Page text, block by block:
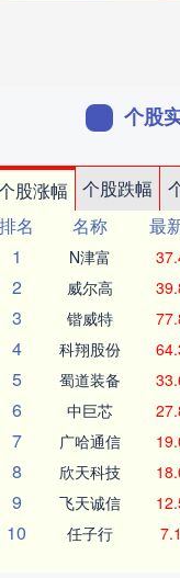
个股
股涨幅 个股跌幅
排名
名称 最
1
N津富
2 威尔高
3 锴威特
4 科翔股份
5 蜀道装备
6 中巨芯
7 广哈通信
8 欣天科技
9 飞天诚信
10 任子行